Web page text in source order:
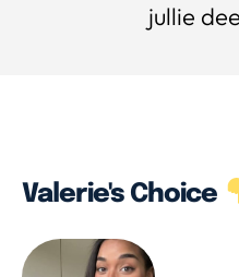
jullie
Valerie's Choice